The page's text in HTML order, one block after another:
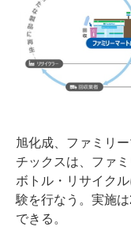
旭化成、ファミリ
チックスは、ファ
ボトル・リサイク
験を行なう。実施
できる。